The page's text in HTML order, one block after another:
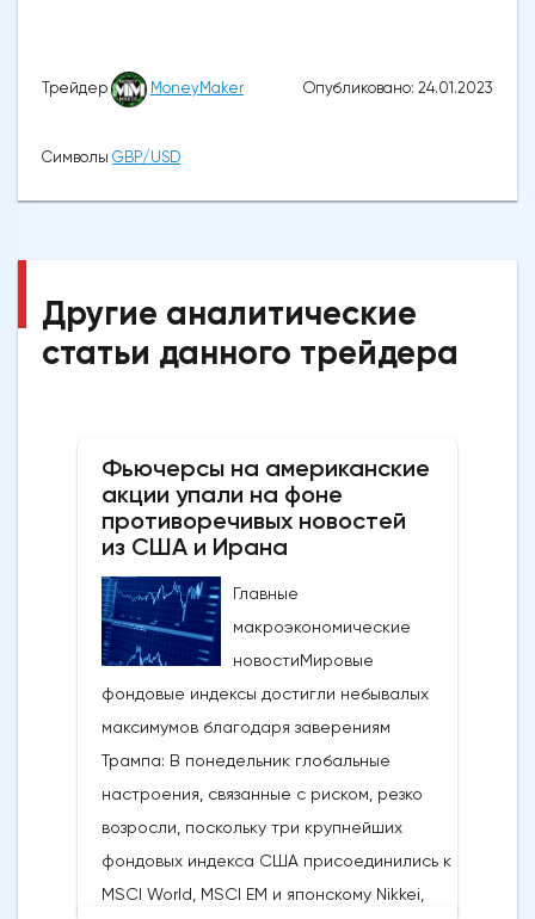
Трейдер MoneyMaker Опубликовано: 24.01.2023
Символы GBP/USD
Другие аналитические
статьи данного трейдера
Фьючерсы на американские
акции упали на фоне
противоречивых новостей
из США и Ирана
Главные
макроэкономические
новостиМировые
фондовые индексы достигли небывалых
максимумов благодаря заверениям
Трампа: В понедельник глобальные
настроения, связанные с риском, резко
возросли, поскольку три крупнейших
фондовых индекса США присоединились к
MSCI World, MSCI EM и японскому Nikkei,